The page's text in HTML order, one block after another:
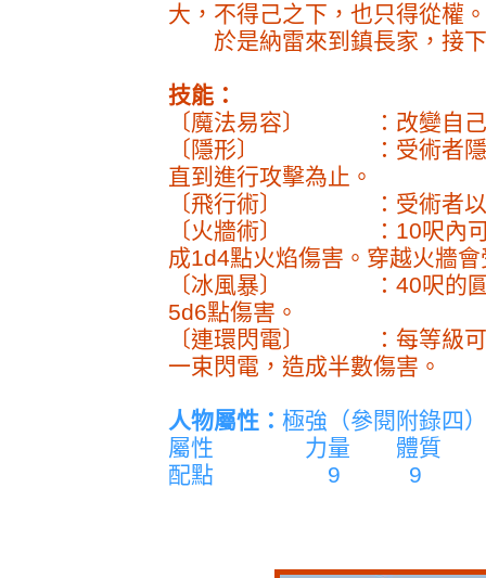
大，不得己之下，也只得從權。
於是納雷來到鎮長家，接下
技能：
〔魔法易容〕 ：改變自己
〔隱形〕 ：受術者隱形
直到進行攻擊為止。
〔飛行術〕 ：受術者以
〔火牆術〕 ：10呎內可造
成1d4點火焰傷害。穿越火牆
〔冰風暴〕 ：40呎的圓柱
5d6點傷害。
〔連環閃電〕 ：每等級可
一束閃電，造成半數傷害。
人物屬性： 極強（參閱附錄四）
屬性 力量 體質
配點 9 9